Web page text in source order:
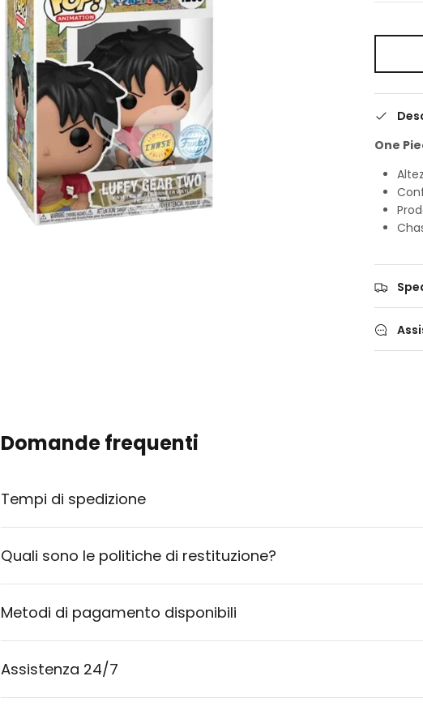
One
Domande frequenti
Tempi di spedizione
Quali sono le politiche di restituzione?
Metodi di pagamento disponibili
Assistenza 24/7